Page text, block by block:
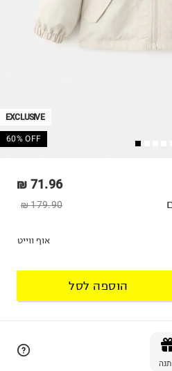
EXCLUSIVE
60% OFF
71.96 ₪
179.90 ₪
אוף ווייט
הוספה לסל